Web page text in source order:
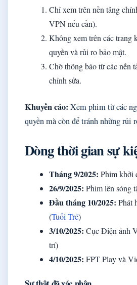
Chỉ xem trên nền tảng
VPN nếu cần).
Không xem trên các trang
quyền và rủi ro bảo mật.
Chờ thông báo từ các nền
chỉnh sửa.
Khuyến cáo: Xem phim từ các
quyền mà còn để tránh những rủi
Dòng thời gian sự
Tháng 9/2025: Phim khởi
26/9/2025: Phim lên sóng
Đầu tháng 10/2025: Phát
(Tuổi Trẻ)
3/10/2025: Cục Điện ảnh
trí)
4/10/2025: FPT Play và